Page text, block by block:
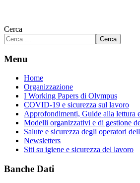
Cerca
Cerca
Menu
Home
Organizzazione
I Working Papers di Olympus
COVID-19 e sicurezza sul lavoro
Approfondimenti, Guide alla lettura
Modelli organizzativi e di gestione
Salute e sicurezza degli operatori
Newsletters
Siti su igiene e sicurezza del lavoro
Banche Dati